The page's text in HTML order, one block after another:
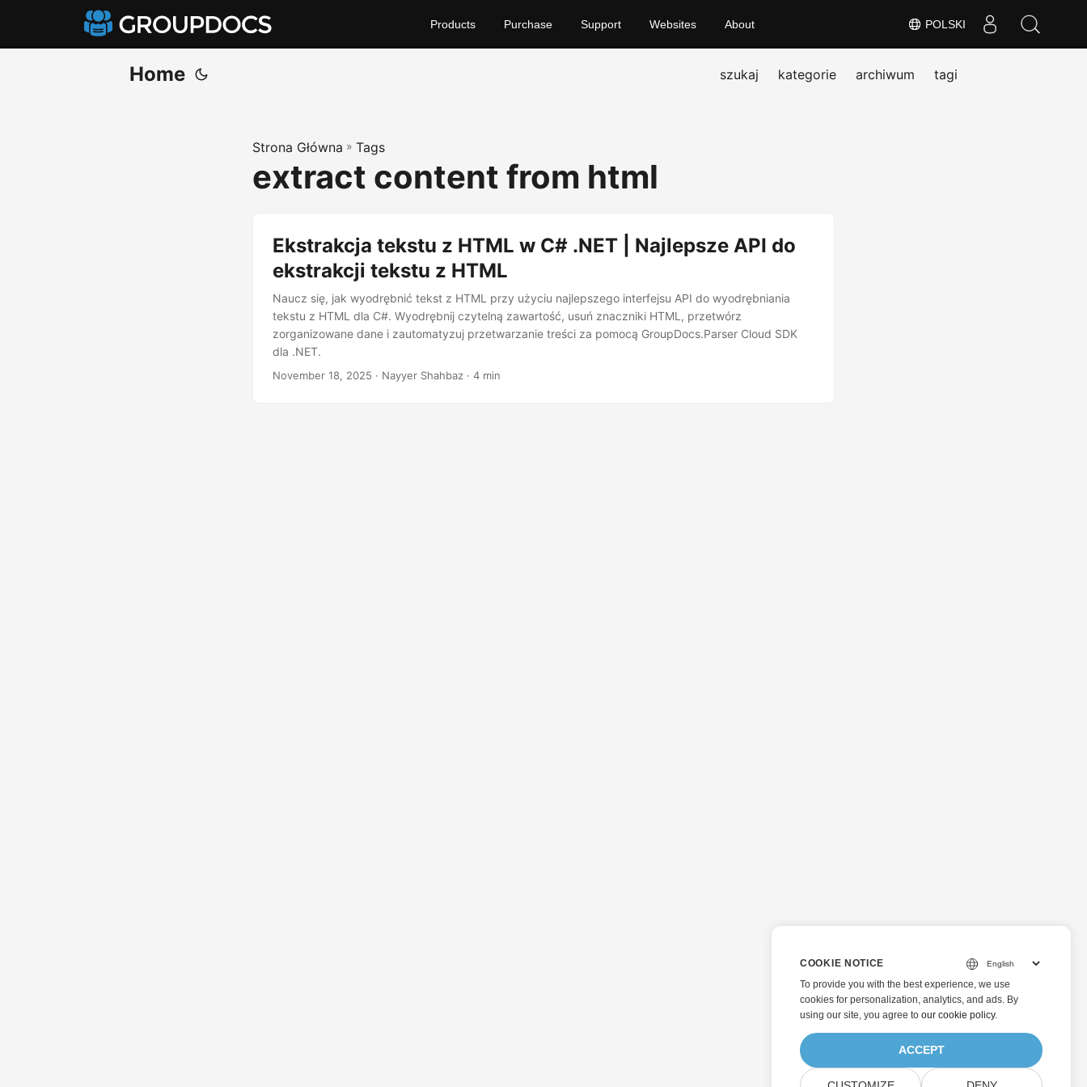
POLSKI
Products Purchase Support Websites About
Home szukaj kategorie archiwum tagi
Strona Główna » Tags
extract content from html
Ekstrakcja tekstu z HTML w C# .NET | Najlepsze API do
ekstrakcji tekstu z HTML
Naucz się, jak wyodrębnić tekst z HTML przy użyciu najlepszego interfejsu API do wyodrębniania
tekstu z HTML dla C#. Wyodrębnij czytelną zawartość, usuń znaczniki HTML, przetwórz
zorganizowane dane i zautomatyzuj przetwarzanie treści za pomocą GroupDocs.Parser Cloud SDK
dla .NET.
November 18, 2025 · Nayyer Shahbaz · 4 min
COOKIE NOTICE
To provide you with the best experience, we use
cookies for personalization, analytics, and ads. By
using our site, you agree to our cookie policy.
ACCEPT